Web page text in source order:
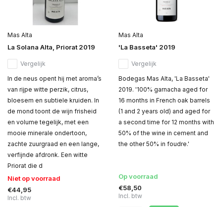
Mas Alta
La Solana Alta, Priorat 2019
Vergelijk
In de neus opent hij met aroma’s
van rijpe witte perzik, citrus,
bloesem en subtiele kruiden. In
de mond toont de wijn frisheid
en volume tegelijk, met een
mooie minerale ondertoon,
zachte zuurgraad en een lange,
verfijnde afdronk. Een witte
Priorat die d
Niet op voorraad
€44,95
Incl. btw
Mas Alta
'La Basseta' 2019
Vergelijk
Bodegas Mas Alta, 'La Basseta'
2019. '100% garnacha aged for
16 months in French oak barrels
(1 and 2 years old) and aged for
a second time for 12 months with
50% of the wine in cement and
the other 50% in foudre.'
Op voorraad
€58,50
Incl. btw